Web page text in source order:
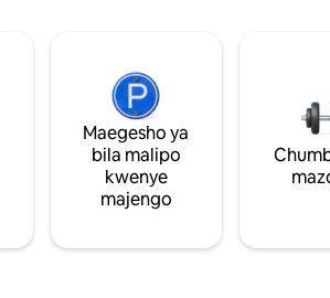
Maegesho ya
bila malipo
kwenye
majengo